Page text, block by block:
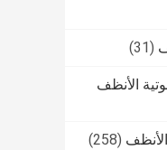
(31)
الأنظف
(258)